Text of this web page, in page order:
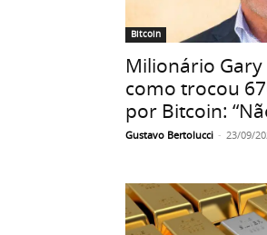
Bitcoin
Milionário
como trocou
por Bitcoin:
Gustavo Bertolucci - 23/09/